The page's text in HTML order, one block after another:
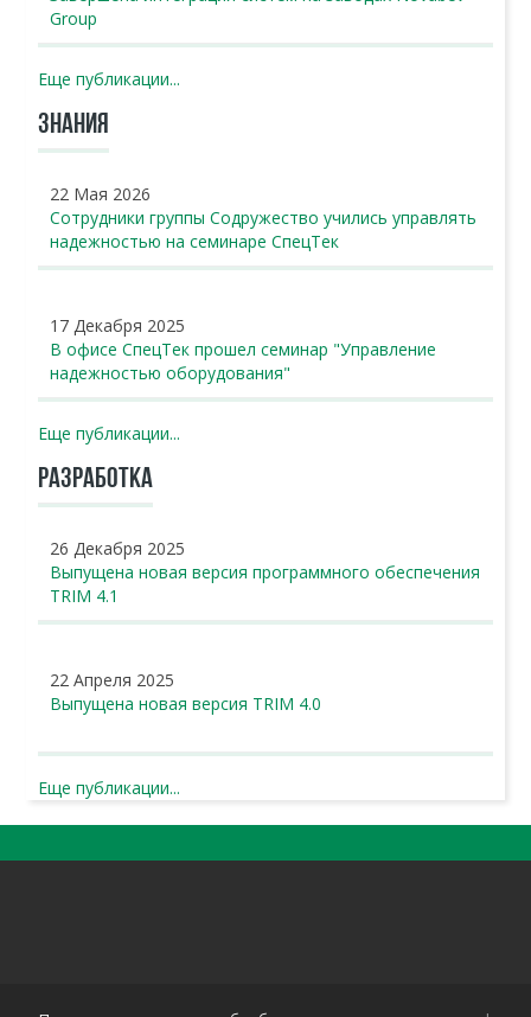
Group
Еще публикации...
ЗНАНИЯ
22 Мая 2026
Сотрудники группы Содружество учились управлять
надежностью на семинаре СпецТек
17 Декабря 2025
В офисе СпецТек прошел семинар "Управление
надежностью оборудования"
Еще публикации...
РАЗРАБОТКА
26 Декабря 2025
Выпущена новая версия программного обеспечения
TRIM 4.1
22 Апреля 2025
Выпущена новая версия TRIM 4.0
Еще публикации...